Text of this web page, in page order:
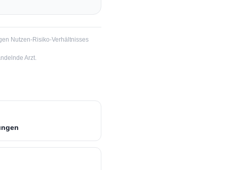
Nutzen-Risiko-Verhältnisses
Arzt.